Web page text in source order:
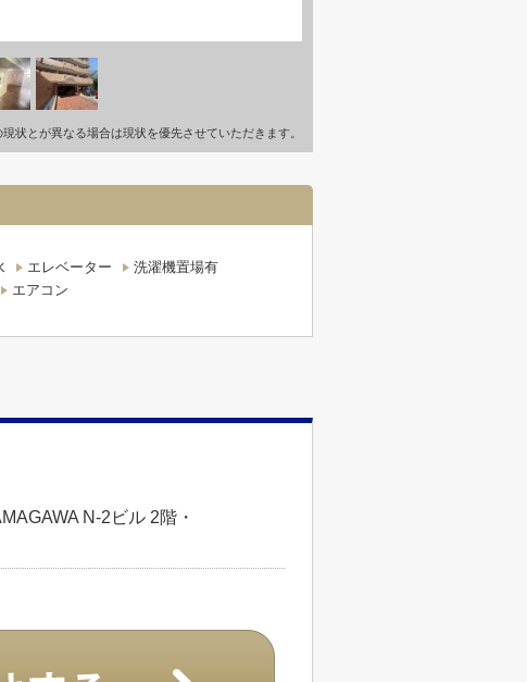
状とが異なる場合は現状を優先させていただきます。
エレベーター
洗濯機置場有
エアコン
N-2ビル 2階・